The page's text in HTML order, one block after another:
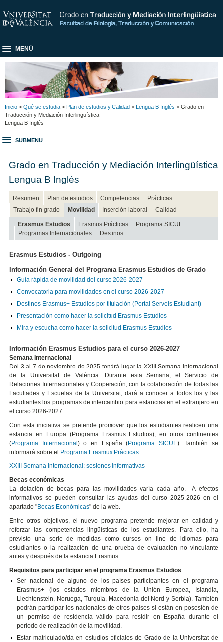
MENÚ
Inicio > Qué se estudia > Plan de estudios y Calidad > Lengua B Inglés > Grado en
Traducción y Mediación Interlingüística
Lengua B Inglés
SUBMENU
Grado en Traducción y Mediación Interlingüística
Lengua B Inglés
Resumen Plan de estudios Competencias
Prácticas
Trabajo fin grado
Movilidad Inserción laboral Calidad
Erasmus Estudios Erasmus Prácticas
Programa SICUE
Programas Internacionales
Destinos
Erasmus Estudios - Outgoing
Información General del Programa Erasmus Estudios de Grado
Guía rápida de movilidad del curso 2026-2027
Convocatoria para movilidades en el curso 2026-2027
Destinos Erasmus+ Estudios por titulación (Portal Serveis Estudiant)
Presentación como hacer la solicitud Erasmus Estudios
Mira y escucha como hacer la solicitud Erasmus Estudios
Información Erasmus Estudios para el curso 2026-2027
Semana Internacional
Del 3 al 7 de noviembre de 2025 tendrá lugar la XXIII Semana Internacional
de la Universitat de València. Durante esta Semana, el Servicio de
Relaciones Internacionales y Cooperación, con la colaboración de todas las
Facultades y Escuelas de la Universitat, dará a conocer a todos los y las
estudiantes los programas de intercambio para estancias en el extranjero en
el curso 2026-2027.
Con esta iniciativa se pretende promover que los estudiantes realicen una
estancia en Europa (Programa Erasmus Estudios), en otros continentes
(Programa Internacional ) o en España (Programa SICUE). También se
informará sobre el
Programa Erasmus Prácticas.
XXIII Semana Internacional: sesiones informativas
Becas económicas
La dotación de becas para las movilidades varía cada año. A efectos
informativos se pueden consultar las ayudas del curso 2025-2026 en el
apartado "Becas Económicas" de la web.
Entre otros objetivos, el nuevo programa pretende mejorar en calidad y
reforzar las competencias lingüísticas de los estudiantes. Para ello, ha
previsto una serie de medidas como cursos on line de idiomas para
estudiantes o la realización de una prueba de evaluación no vinculante
antes y después de la estancia Erasmus.
Requisitos para participar en el programa Erasmus Estudios
Ser nacional de alguno de los países participantes en el programa
Erasmus+ (los estados miembros de la Unión Europea, Islandia,
Liechtenstein, Noruega, Turquía, Macedonia del Nord y Serbia). También
podrán participar los nacionales de otros países si están en posesión de
un permiso de residencia válido para residir en España durante el
período de realización de la movilidad.
Estar matriculado/da en estudios oficiales de Grado de la Universitat de